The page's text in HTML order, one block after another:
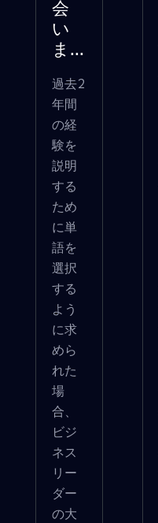
会
い
ま...
過去2
年間
の経
験を
説明
する
ため
に単
語を
選択
する
よう
に求
めら
れた
場
合、
ビジ
ネス
リー
ダー
の大